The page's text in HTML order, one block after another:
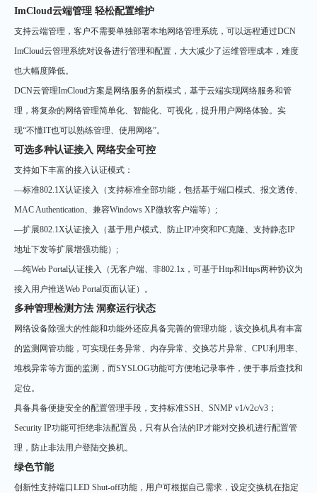
ImCloud云端管理 轻松配置维护
支持云端管理，客户不需要单独部署本地网络管理系统，可以远程通过DCN
ImCloud云管理系统对设备进行管理和配置，大大减少了运维管理成本，难度
也大幅度降低。
DCN云管理ImCloud方案是网络服务的新模式，基于云端实现网络服务和管
理，将复杂的网络管理简单化、智能化、可视化，提升用户网络体验。实
现“不懂IT也可以熟练管理、使用网络”。
可选多种认证接入 网络安全可控
支持如下丰富的接入认证模式：
—标准802.1X认证接入（支持标准全部功能，包括基于端口模式、报文透传、
MAC Authentication、兼容Windows XP微软客户端等）;
—扩展802.1X认证接入（基于用户模式、防止IP冲突和PC克隆、支持静态IP
地址下发等扩展增强功能）;
—纯Web Portal认证接入（无客户端、非802.1x，可基于Http和Https两种协议为
接入用户推送Web Portal页面认证）。
多种管理检测方法 洞察运行状态
网络设备除强大的性能和功能外还应具备完善的管理功能，该交换机具有丰富
的监测网管功能，可实现任务异常、内存异常、交换芯片异常、CPU利用率、
堆栈异常等方面的监测，而SYSLOG功能可方便地记录事件，便于事后查找和
定位。
具备具备便捷安全的配置管理手段，支持标准SSH、SNMP v1/v2c/v3；
Security IP功能可拒绝非法配置员，只有从合法的IP才能对交换机进行配置管
理，防止非法用户登陆交换机。
绿色节能
创新性支持端口LED Shut-off功能，用户可根据自己需求，设定交换机在指定